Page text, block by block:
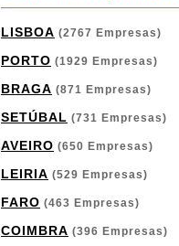
LISBOA (2767 Empresas)
PORTO (1929 Empresas)
BRAGA (871 Empresas)
SETÚBAL (731 Empresas)
AVEIRO (650 Empresas)
LEIRIA (529 Empresas)
FARO (463 Empresas)
COIMBRA (396 Empresas)